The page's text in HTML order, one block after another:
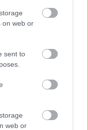
on web or
sent to
web or